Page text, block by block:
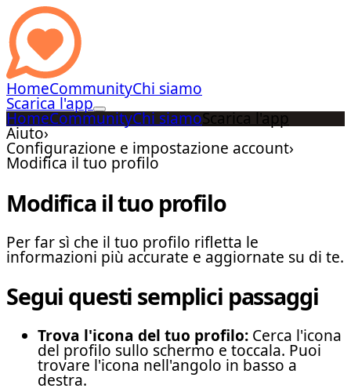
HomeCommunityChi siamo
Scarica l'app
HomeCommunityChi siamoScarica l'app
Aiuto›
Configurazione e impostazione account›
Modifica il tuo profilo
Modifica il tuo profilo
Per far sì che il tuo profilo rifletta le
informazioni più accurate e aggiornate su di te.
Segui questi semplici passaggi
Trova l'icona del tuo profilo: Cerca l'icona
del profilo sullo schermo e toccala. Puoi
trovare l'icona nell'angolo in basso a
destra.